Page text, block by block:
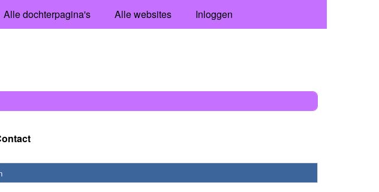
Alle dochterpagina's Alle websites Inloggen